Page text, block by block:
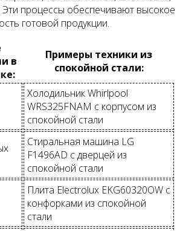
Эти процессы обеспечивают высокое
готовой продукции.
в
Примеры техники из
спокойной стали:
Холодильник Whirlpool
WRS325FNAM с корпусом из
спокойной стали
Стиральная машина LG
F1496AD с дверцей из
спокойной стали
Плита Electrolux EKG60320OW с
конфорками из спокойной
стали